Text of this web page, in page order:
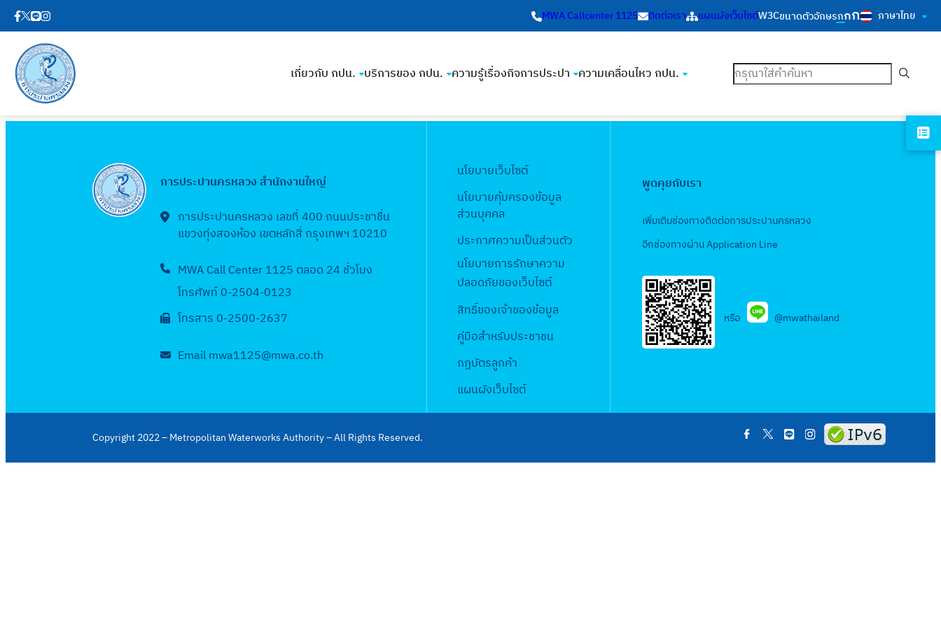
MWA Callcenter 1125 ติดต่อเรา แผนผังเว็บไซต์W3Cขนาดตัวอักษรกกก ภาษาไทย
เกี่ยวกับ กปน. บริการของ กปน. ความรู้เรื่องกิจการประปา ความเคลื่อนไหว กปน. ค้นหา
การประปานครหลวง สำนักงานใหญ่
การประปานครหลวง เลขที่ 400 ถนนประชาชื่น
แขวงทุ่งสองห้อง เขตหลักสี่ กรุงเทพฯ 10210
MWA Call Center 1125 ตลอด 24 ชั่วโมง
โทรศัพท์ 0-2504-0123
โทรสาร 0-2500-2637
Email mwa1125@mwa.co.th
นโยบายเว็บไซต์
นโยบายคุ้มครองข้อมูล
ส่วนบุคคล
ประกาศความเป็นส่วนตัว
นโยบายการรักษาความ
ปลอดภัยของเว็บไซต์
สิทธิ์ของเจ้าของข้อมูล
คู่มือสำหรับประชาชน
กฎบัตรลูกค้า
แผนผังเว็บไซต์
พูดคุยกับเรา
เพิ่มเติมช่องทางติดต่อการประปานครหลวง
อีกช่องทางผ่าน Application Line
หรือ @mwathailand
Copyright 2022 – Metropolitan Waterworks Authority – All Rights Reserved. . . . .